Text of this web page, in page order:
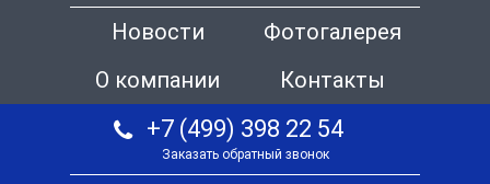
Новости
Фотогалерея
О компании
Контакты
+7 (499) 398 22 54
Заказать обратный звонок